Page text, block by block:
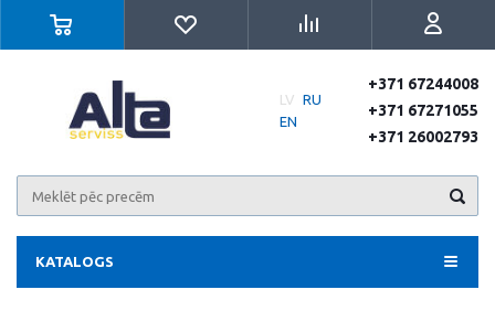
LV RU
EN
+371 67244008
+371 67271055
+371 26002793
KATALOGS